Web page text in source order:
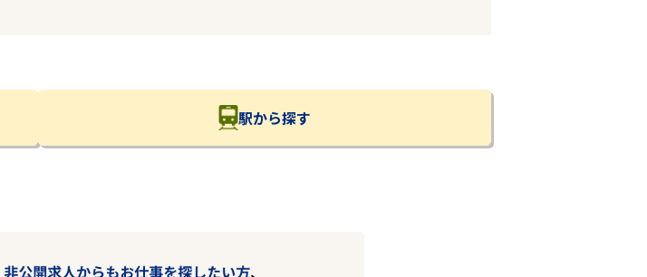
駅から探す